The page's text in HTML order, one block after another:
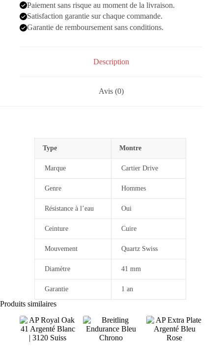
Hommes
Paiement sans risque au moment de la livraison.
Satisfaction garantie sur chaque commande.
Garantie de remboursement sans conditions.
Description
Avis (0)
Type Montre
Marque Cartier Drive
Genre Hommes
Résistance à l’eau Oui
Ceinture Cuire
Mouvement Quartz Swiss
Diamètre 41 mm
Garantie 1 an
Produits similaires